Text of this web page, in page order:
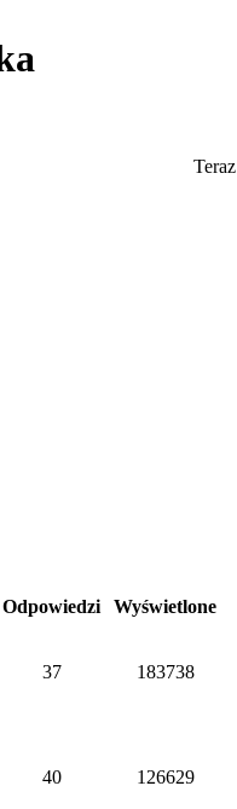
Odpowiedzi Wyświetlone
37 183738
40 126629